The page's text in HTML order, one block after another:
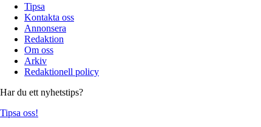
Tipsa
Kontakta oss
Annonsera
Redaktion
Om oss
Arkiv
Redaktionell policy
Har du ett nyhetstips?
Tipsa oss!